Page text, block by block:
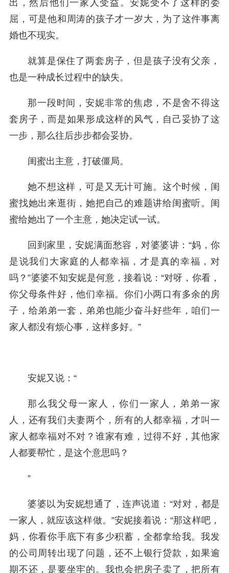
出，然后他们一家人受益。安妮受不了这样的委
屈，可是他和周涛的孩子才一岁大，为了这件事离
婚也不现实。
就算是保住了两套房子，但是孩子没有父亲，
也是一种成长过程中的缺失。
那一段时间，安妮非常的焦虑，不是舍不得这
套房子，而是如果形成这样的风气，自己妥协了这
一步，那么往后步步都会妥协。
闺蜜出主意，打破僵局。
她不想这样，可是又无计可施。这个时候，闺
蜜找她出来逛街，她把自己的难题讲给闺蜜听。闺
蜜给她出了一个主意，她决定试一试。
回到家里，安妮满面愁容，对婆婆讲：“妈，你
是说我们大家庭的人都幸福，才是真的幸福，对
吗？”婆婆不知安妮是何意，接着说：“对呀，你看，
你父母条件好，他们幸福。你们小两口有多余的房
子，给弟弟一套，弟弟也能少奋斗好些年，咱们一
家人都没有烦心事，这样多好。”
安妮又说：“
那么我父母一家人，你们一家人，弟弟一家
人，还有我们夫妻两个，所有的人都幸福，才叫一
家人都幸福对不对？谁家有难，过得不好，其他家
人都要帮忙，是这个意思吗？
”
婆婆以为安妮想通了，连声说道：“对对，都是
一家人，就应该这样做。”安妮接着说：“那这样吧，
妈，你看你手底下有多少积蓄，全都拿给我。我发
的公司周转出现了问题，还不上银行贷款，如果逾
期不还，是要坐牢的。我也会把房子卖了，把所有